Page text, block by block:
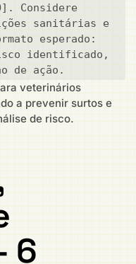
Considere
sanitárias e
esperado:
identificado,
de ação.
veterinários
a prevenir surtos e
de risco.
6